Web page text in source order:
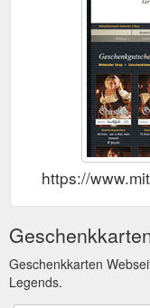
https://
Geschenkkarten
Legends.